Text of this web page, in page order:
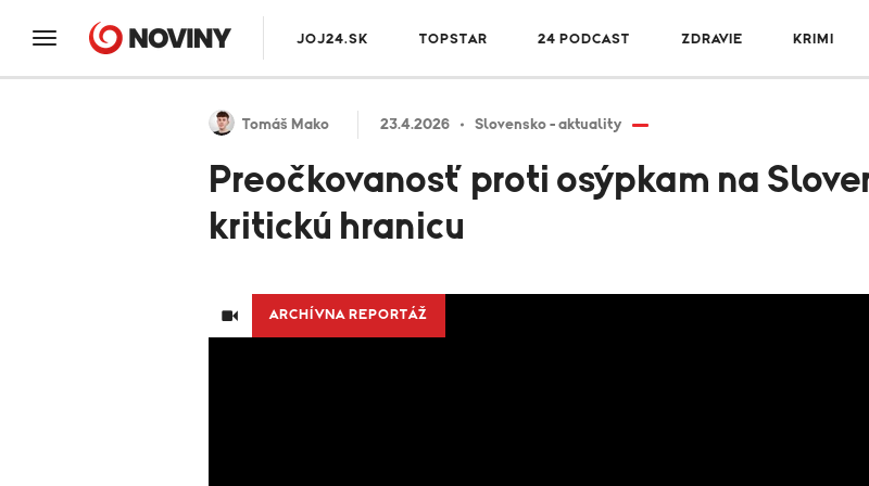
JOJ24.SK TOPSTAR 24 PODCAST ZDRAVIE KRIMI
Tomáš Mako 23.4.2026 Slovensko - aktuality
Preočkovanosť proti osýpkam na
kritickú hranicu
ARCHÍVNA REPORTÁŽ